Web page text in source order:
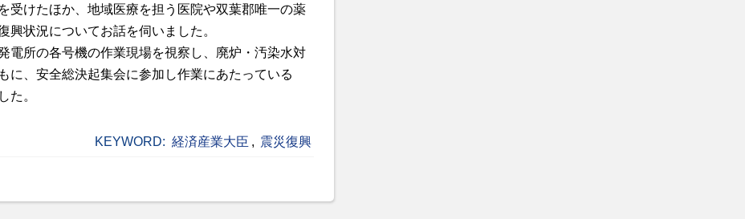
受けたほか、地域医療を担う医院や双葉郡唯一の薬
興状況についてお話を伺いました。
電所の各号機の作業現場を視察し、廃炉・汚染水対
に、安全総決起集会に参加し作業にあたっている
た。
KEYWORD: 経済産業大臣 , 震災復興